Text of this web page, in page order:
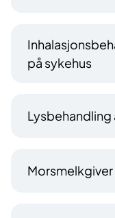
på sykehus
Morsmelkgiver